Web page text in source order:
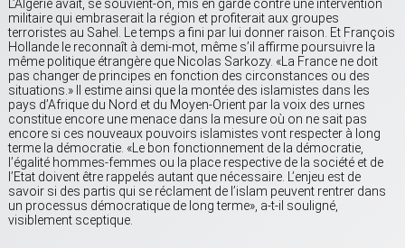
L’Algérie avait, se souvient-on, mis en garde contre une intervention
militaire qui embraserait la région et profiterait aux groupes
terroristes au Sahel. Le temps a fini par lui donner raison. Et François
Hollande le reconnaît à demi-mot, même s’il affirme poursuivre la
même politique étrangère que Nicolas Sarkozy. «La France ne doit
pas changer de principes en fonction des circonstances ou des
situations.» Il estime ainsi que la montée des islamistes dans les
pays d’Afrique du Nord et du Moyen-Orient par la voix des urnes
constitue encore une menace dans la mesure où on ne sait pas
encore si ces nouveaux pouvoirs islamistes vont respecter à long
terme la démocratie. «Le bon fonctionnement de la démocratie,
l’égalité hommes-femmes ou la place respective de la société et de
l’Etat doivent être rappelés autant que nécessaire. L’enjeu est de
savoir si des partis qui se réclament de l’islam peuvent rentrer dans
un processus démocratique de long terme», a-t-il souligné,
visiblement sceptique.